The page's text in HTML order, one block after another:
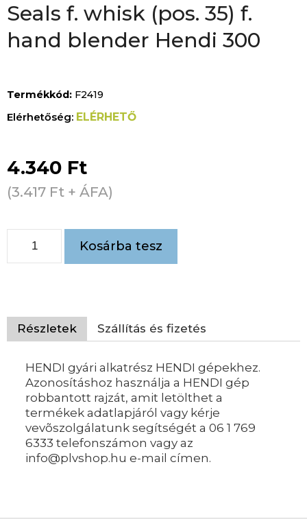
Seals f. whisk (pos. 35) f.
hand blender Hendi 300
Termékkód: F2419
ELÉRHETŐ
4.340 Ft
(3.417 Ft + ÁFA)
Kosárba tesz
Részletek Szállítás és fizetés
HENDI gyári alkatrész HENDI gépekhez.
Azonosításhoz használja a HENDI gép
robbantott rajzát, amit letölthet a
termékek adatlapjáról vagy kérje
vevõszolgálatunk segítségét a 06 1 769
6333 telefonszámon vagy az
info@plvshop.hu e-mail címen.